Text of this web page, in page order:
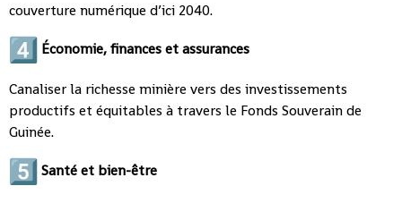
couverture numérique d’ici 2040.
Économie, finances et assurances
Canaliser la richesse minière vers des investissements
productifs et équitables à travers le Fonds Souverain de
Guinée.
Santé et bien-être